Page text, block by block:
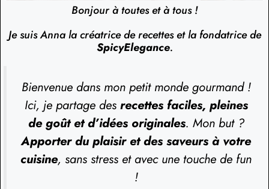
Bonjour à toutes et à tous !
Je suis Anna la créatrice de recettes et la fondatrice de
SpicyElegance.
Bienvenue dans mon petit monde gourmand !
Ici, je partage des recettes faciles, pleines
de goût et d’idées originales. Mon but ?
Apporter du plaisir et des saveurs à votre
cuisine, sans stress et avec une touche de fun
!